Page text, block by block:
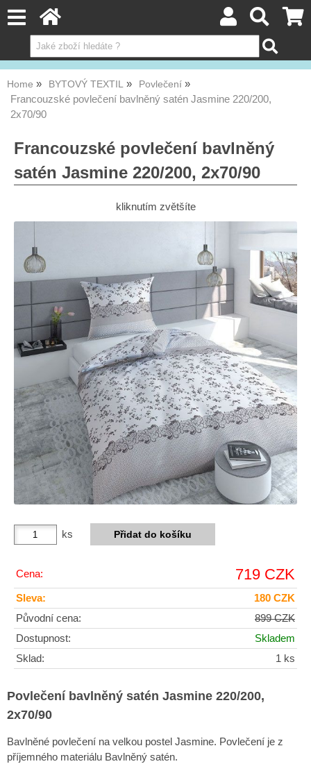
Home BYTOVÝ TEXTIL Povlečení
Francouzské povlečení bavlněný satén Jasmine 220/200,
2x70/90
Francouzské povlečení bavlněný
satén Jasmine 220/200, 2x70/90
kliknutím zvětšíte
ks
Cena: 719 CZK
Sleva:
180 CZK
Původní cena:
899 CZK
Dostupnost:
Skladem
Sklad:
1 ks
Povlečení bavlněný satén Jasmine 220/200,
2x70/90
Bavlněné povlečení na velkou postel Jasmine. Povlečení je z
příjemného materiálu Bavlněný satén.